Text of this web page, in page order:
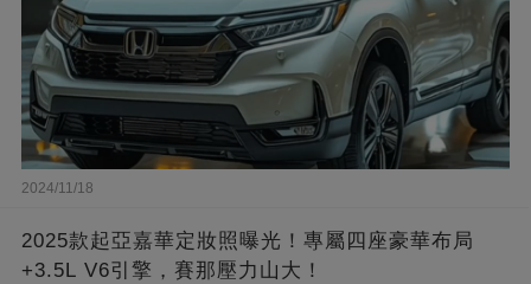
2024/11/18
2025款起亞嘉華定妝照曝光！專屬四座豪華布局
+3.5L V6引擎，賽那壓力山大！